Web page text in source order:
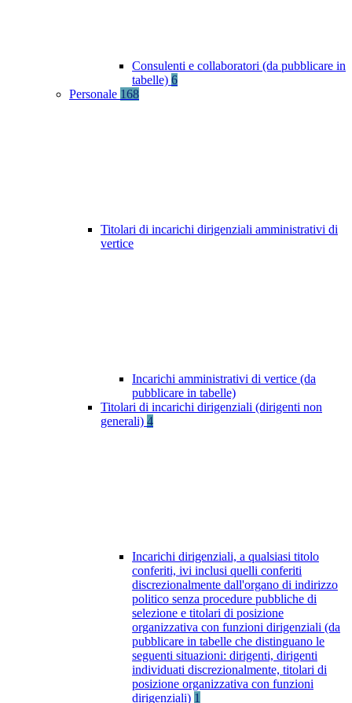
Consulenti e collaboratori (da pubblicare in
tabelle) 6
Personale 168
Titolari di incarichi dirigenziali amministrativi di
vertice
Incarichi amministrativi di vertice (da
pubblicare in tabelle)
Titolari di incarichi dirigenziali (dirigenti non
generali) 4
Incarichi dirigenziali, a qualsiasi titolo
conferiti, ivi inclusi quelli conferiti
discrezionalmente dall'organo di indirizzo
politico senza procedure pubbliche di
selezione e titolari di posizione
organizzativa con funzioni dirigenziali (da
pubblicare in tabelle che distinguano le
seguenti situazioni: dirigenti, dirigenti
individuati discrezionalmente, titolari di
posizione organizzativa con funzioni
dirigenziali) 1